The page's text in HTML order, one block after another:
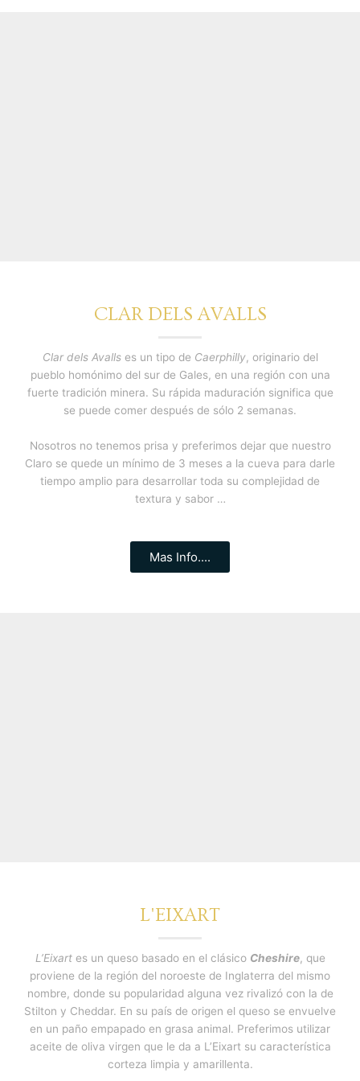
CLAR DELS AVALLS
Clar dels Avallses un tipo de Caerphilly, originario del
pueblo homónimo del sur de Gales, en una región con una
fuerte tradición minera. Su rápida maduración significa que
se puede comer después de sólo 2 semanas.
Nosotros no tenemos prisa y preferimos dejar que nuestro
Claro se quede un mínimo de 3 meses a la cueva para darle
tiempo amplio para desarrollar toda su complejidad de
textura y sabor …
Mas Info....
L'EIXART
L’Eixartes un queso basado en el clásico Cheshire, que
proviene de la región del noroeste de Inglaterra del mismo
nombre, donde su popularidad alguna vez rivalizó con la de
Stilton y Cheddar. En su país de origen el queso se envuelve
en un paño empapado en grasa animal. Preferimos utilizar
aceite de oliva virgen que le da a L’Eixart su característica
corteza limpia y amarillenta.